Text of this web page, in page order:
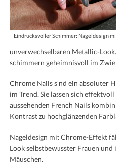
Eindrucksvoller Schimmer: Nageldesign
unverwechselbaren Metallic-
schimmern geheimnisvoll im
Chrome Nails sind ein absoluter
im Trend. Sie lassen sich
aussehenden French Nails
Kontrast zu hochglänzenden
Nageldesign mit Chrome-Effekt
Look selbstbewusster Frauen
Mäuschen.